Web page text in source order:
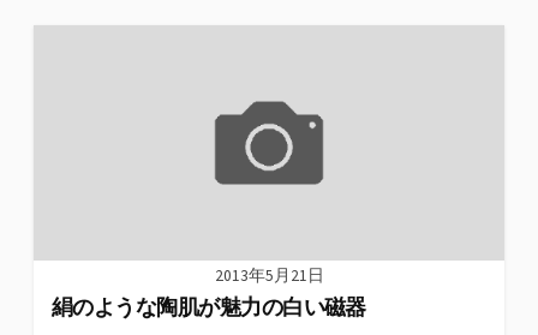
2013年5月21日
絹のような陶肌が魅力の白い磁器